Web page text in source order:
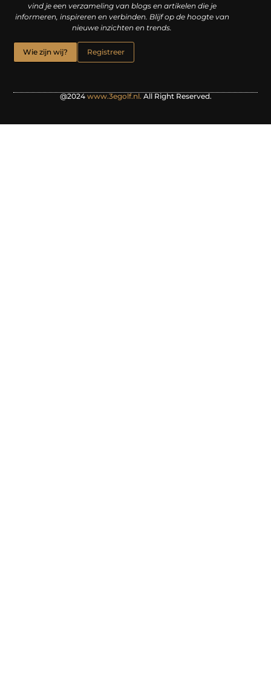
vind je een verzameling van blogs en artikelen die je
informeren, inspireren en verbinden. Blijf op de hoogte van
nieuwe inzichten en trends.
Wie zijn wij? Registreer
@2024www.3egolf.nl.All Right Reserved.